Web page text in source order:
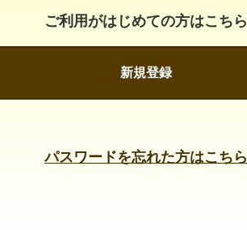
ご利用がはじめての方はこちら
新規登録
パスワードを忘れた方はこちら